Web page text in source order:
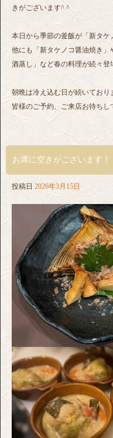
きがございます^ ^
本日から季節の釜飯が「新タケ
他にも「新タケノコ醤油焼き
酒蒸し」など春の料理が続々登
朝晩は冷え込む日が続いており
皆様のご予約、ご来店お待ちし
お席に空きがございます！
投稿日 2026年3月15日